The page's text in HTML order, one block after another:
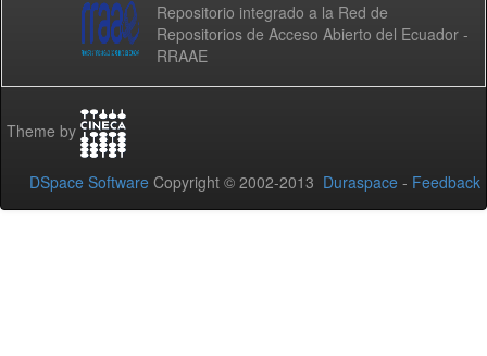
Repositorio integrado a la Red de
Repositorios de Acceso Abierto del Ecuador -
RRAAE
Theme by
DSpace Software Copyright © 2002-2013 Duraspace - Feedback